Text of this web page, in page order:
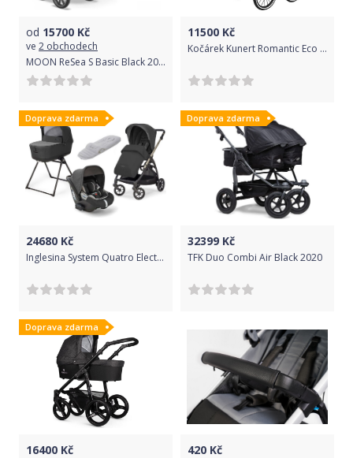
od 15700 Kč
ve 2 obchodech
MOON ReSea S Basic Black 2022
11500 Kč
Kočárek Kunert Romantic Eco trojkombinace Černý rám/černý
Doprava zdarma
24680 Kč
Inglesina System Quatro Electa Darwin Upper Black 2022
Doprava zdarma
32399 Kč
TFK Duo Combi Air Black 2020
Doprava zdarma
16400 Kč 420 Kč